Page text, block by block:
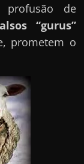
profusão de
“gurus”
prometem o